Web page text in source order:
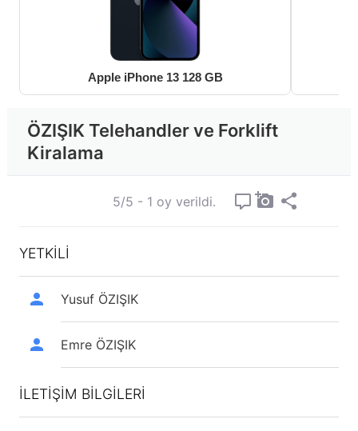
Apple iPhone 13 128 GB
ÖZIŞIK Telehandler ve Forklift
Kiralama
5/5 - 1 oy verildi.
YETKİLİ
Yusuf ÖZIŞIK
Emre ÖZIŞIK
İLETİŞİM BİLGİLERİ